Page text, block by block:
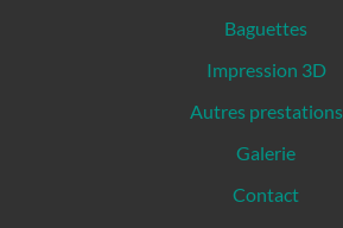
Baguettes
Impression 3D
Autres prestations
Galerie
Contact